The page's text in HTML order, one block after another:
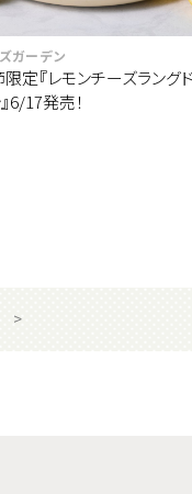
ガーデン
定『レモンチーズラング
6/17発売！